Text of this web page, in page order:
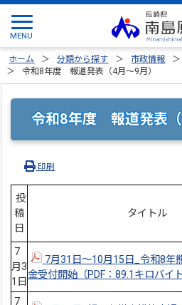
ホーム 分類から探す 市政情報
令和8年度 報道発表（4月～9月）
令和8年度 報道発表（
印刷
投
稿
日
タイトル
7
月3
1日
7月31日～10月15日_令和8年
金受付開始（PDF：89.1キロバイト
7